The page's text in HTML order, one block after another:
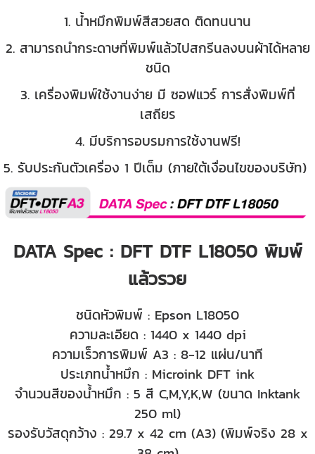
1. น้ำหมึกพิมพ์สีสวยสด ติดทนนาน
2. สามารถนำกระดาษที่พิมพ์แล้วไปสกรีนลงบนผ้าได้หลาย
ชนิด
3. เครื่องพิมพ์ใช้งานง่าย มี ซอฟแวร์ การสั่งพิมพ์ที่
เสถียร
4. มีบริการอบรมการใช้งานฟรี!
5. รับประกันตัวเครื่อง 1 ปีเต็ม (ภายใต้เงื่อนไขของบริษัท)
DATA Spec : DFT DTF L18050 พิมพ์
แล้วรวย
ชนิดหัวพิมพ์ : Epson L18050
ความละเอียด : 1440 x 1440 dpi
ความเร็วการพิมพ์ A3 : 8-12 แผ่น/นาที
ประเภทน้ำหมึก : Microink DFT ink
จำนวนสีของน้ำหมึก : 5 สี C,M,Y,K,W (ขนาด Inktank
250 ml)
รองรับวัสดุกว้าง : 29.7 x 42 cm (A3) (พิมพ์จริง 28 x